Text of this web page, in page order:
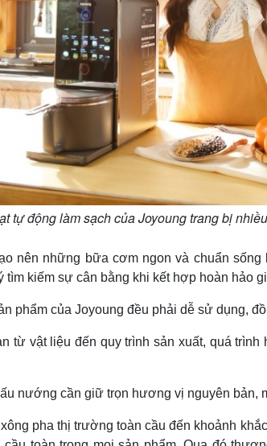
tự động làm sạch của Joyoung trang bị
nên những bữa cơm ngon và chuẩn
tìm kiếm sự cân bằng khi kết hợp hoàn hảo
phẩm của Joyoung đều phải dễ sử dụng,
từ vật liệu đến quy trình sản xuất, quá
nướng cần giữ trọn hương vị nguyên bản,
pha thị trường toàn cầu đến khoảnh